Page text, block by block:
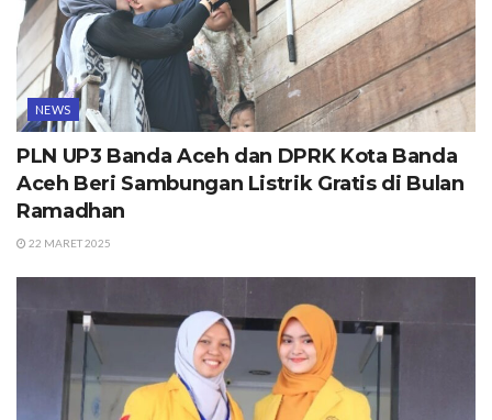
NEWS
PLN UP3 Banda Aceh dan DPRK Kota Banda
Aceh Beri Sambungan Listrik Gratis di Bulan
Ramadhan
22 MARET 2025